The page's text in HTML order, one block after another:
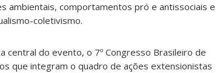
ambientais, comportamentos pró e antissociais e
coletivismo.
central do evento, o 7º Congresso Brasileiro de
que integram o quadro de ações extensionistas